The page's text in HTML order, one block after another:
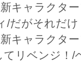
キャラクタ
/だがそれだ
キャラクタ
リベンジ！/